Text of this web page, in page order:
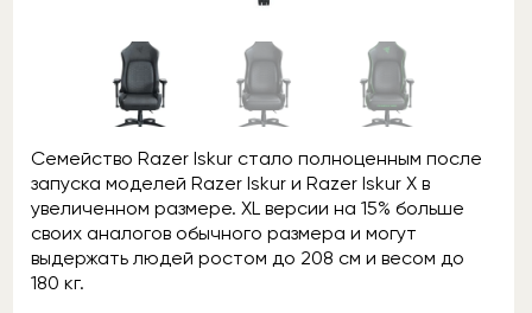
Семейство Razer Iskur стало полноценным после
запуска моделей Razer Iskur и Razer Iskur X в
увеличенном размере. XL версии на 15% больше
своих аналогов обычного размера и могут
выдержать людей ростом до 208 см и весом до
180 кг.